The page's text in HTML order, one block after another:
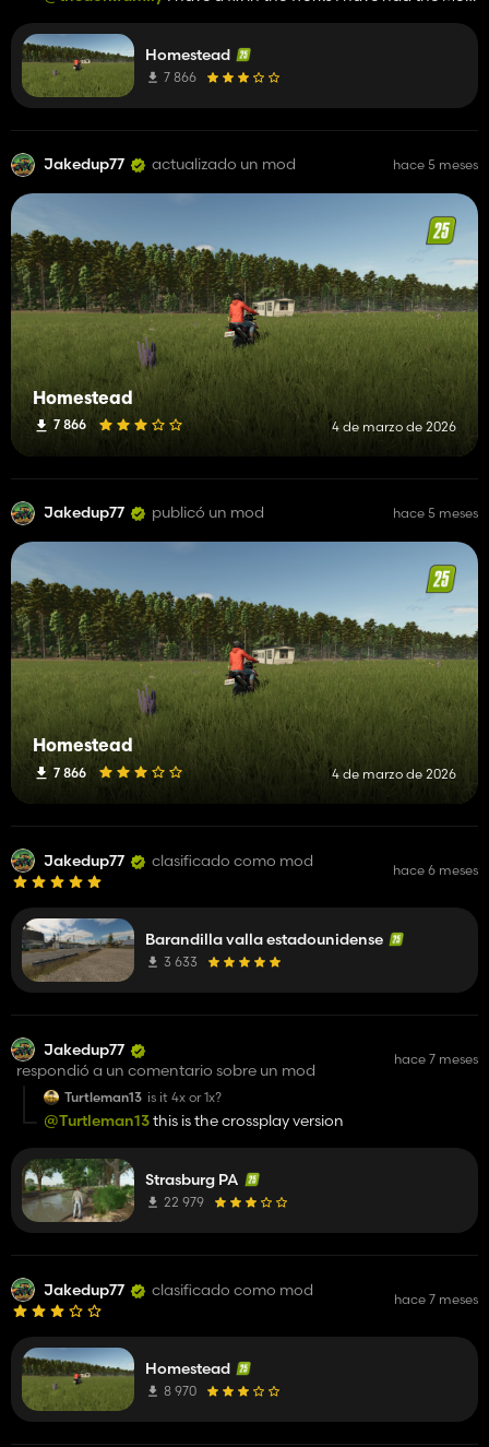
Homestead
7 866
Jakedup77 actualizado un mod hace 5 meses
Homestead
7 866 4 de marzo de 2026
Jakedup77 publicó un mod hace 5 meses
Homestead
7 866 4 de marzo de 2026
Jakedup77 clasificado como mod hace 6 meses
Barandilla valla estadounidense
3 633
Jakedup77
respondió a un comentario sobre un mod
hace 7 meses
Turtleman13 is it 4x or 1x?
@Turtleman13this is the crossplay version
Strasburg PA
22 979
Jakedup77 clasificado como mod hace 7 meses
Homestead
8 970